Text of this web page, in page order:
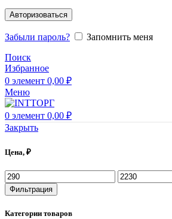
Авторизоваться
Забыли пароль?
Запомнить меня
Поиск
Избранное
0 элемент 0,00 ₽
Меню
0 элемент 0,00 ₽
Закрыть
Цена, ₽
Фильтрация
Категории товаров